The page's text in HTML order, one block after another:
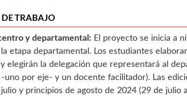
TRABAJO
y departamental: El proyecto se inicia a
etapa departamental. Los estudiantes
elegirán la delegación que representará al
uno por eje- y un docente facilitador). Las
y principios de agosto de 2024 (29 de julio